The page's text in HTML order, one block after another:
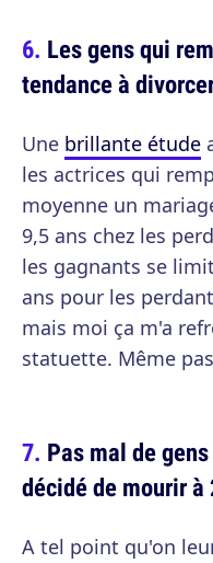
Les gens qui
tendance à
Une brillante étude
les actrices qui
moyenne un
9,5 ans chez les
les gagnants se
ans pour les
mais moi ça m'a
statuette. Même
Pas mal de
décidé de mourir à
A tel point qu'on